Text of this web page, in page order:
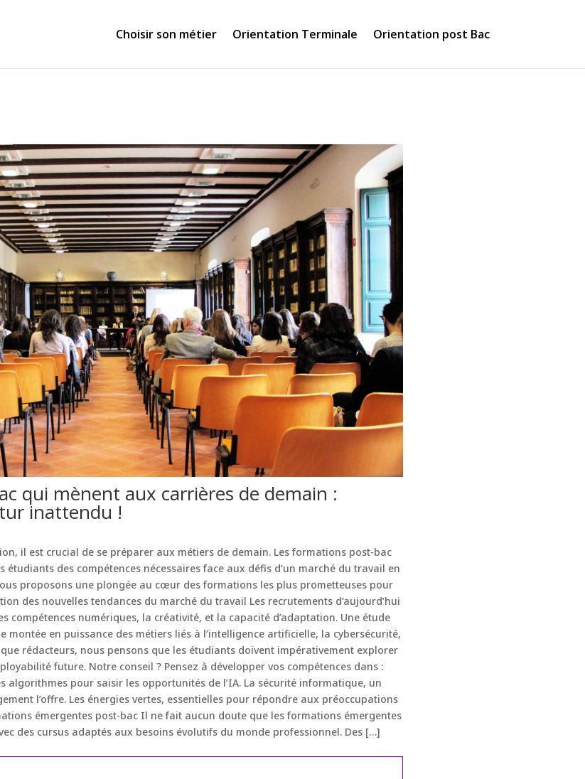
Choisir son métier Orientation Terminale Orientation post Bac
qui mènent aux carrières de demain :
inattendu !
il est crucial de se préparer aux métiers de demain. Les formations post-bac
des compétences nécessaires face aux défis d’un marché du travail en
proposons une plongée au cœur des formations les plus prometteuses pour
des nouvelles tendances du marché du travail Les recrutements d’aujourd’hui
compétences numériques, la créativité, et la capacité d’adaptation. Une étude
montée en puissance des métiers liés à l’intelligence artificielle, la cybersécurité,
rédacteurs, nous pensons que les étudiants doivent impérativement explorer
future. Notre conseil ? Pensez à développer vos compétences dans :
algorithmes pour saisir les opportunités de l’IA. La sécurité informatique, un
l’offre. Les énergies vertes, essentielles pour répondre aux préoccupations
émergentes post-bac Il ne fait aucun doute que les formations émergentes
des cursus adaptés aux besoins évolutifs du monde professionnel. Des […]